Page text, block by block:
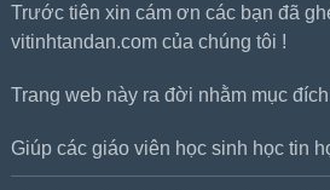
Trước tiên xin cám ơn các bạn đã
vitinhtandan.com của chúng tôi !
Trang web này ra đời nhằm mục
Giúp các giáo viên học sinh học tin